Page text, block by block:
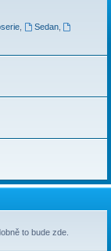
, Sedan,
to bude zde.